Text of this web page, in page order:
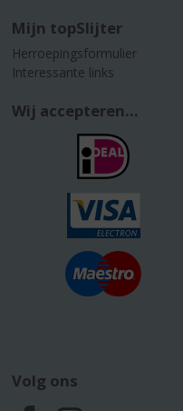
Mijn topSlijter
Herroepingsformulier
Interessante links
Wij accepteren...
Volg ons